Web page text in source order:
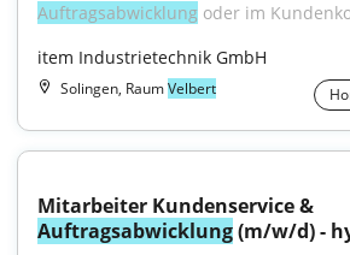
Auftragsabwicklung oder im
item Industrietechnik GmbH
Solingen, RaumVelbert
Auftragsabwicklung (m/w/d) -